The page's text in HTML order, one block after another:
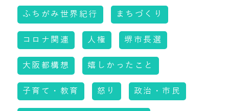
ふちがみ世界紀行 まちづくり
コロナ関連 人権 堺市長選
大阪都構想 嬉しかったこと
子育て・教育 怒り 政治・市民